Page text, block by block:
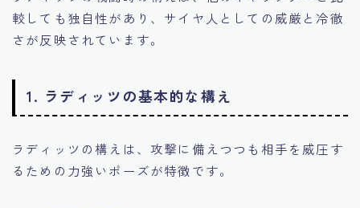
較しても独自性があり、サイヤ人としての威厳と冷徹
さが反映されています。
1. ラディッツの基本的な構え
ラディッツの構えは、攻撃に備えつつも相手を威圧す
るための力強いポーズが特徴です。